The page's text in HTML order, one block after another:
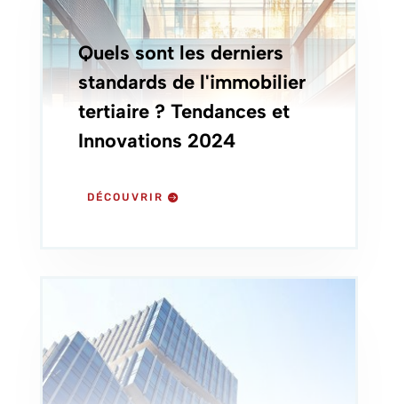
Quels sont les derniers
standards de l'immobilier
tertiaire ? Tendances et
Innovations 2024
DÉCOUVRIR